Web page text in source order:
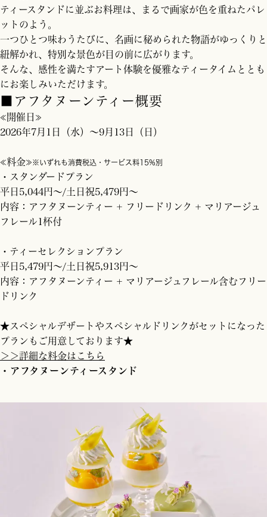
ティースタンドに並ぶお料理は、まるで画家が色を重ねたパレ
ットのよう。
一つひとつ味わうたびに、名画に秘められた物語がゆっくりと
紐解かれ、特別な景色が目の前に広がります。
そんな、感性を満たすアート体験を優雅なティータイムととも
にお楽しみいただけます。
■アフタヌーンティー概要
≪開催日≫
2026年7月1日（水）～9月13日（日）
≪料金≫※いずれも消費税込・サービス料15%別
・スタンダードプラン
平日5,044円～/土日祝5,479円～
内容：アフタヌーンティー + フリードリンク + マリアージュ
フレール1杯付
・ティーセレクションプラン
平日5,479円～/土日祝5,913円～
内容：アフタヌーンティー + マリアージュフレール含むフリー
ドリンク
★スペシャルデザートやスペシャルドリンクがセットになった
プランもご用意しております★
＞＞詳細な料金はこちら
・アフタヌーンティースタンド